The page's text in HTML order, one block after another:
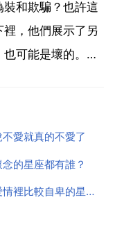
之一的 白羊座。
和欺騙？也許這
，他們展示了另
可能是壞的。具
做男朋友可以做
愛就真的不愛了
的星座都有誰？
不敢去愛，怕受到傷害，十二星座中在愛情裡比較自卑的星座是誰？